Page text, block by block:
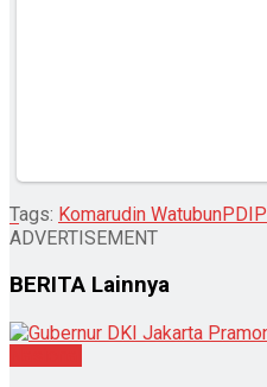
Tags: Komarudin WatubunPDIP
ADVERTISEMENT
BERITA Lainnya